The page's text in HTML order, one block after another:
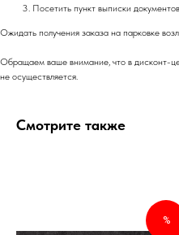
Посетить пункт выписки
Ожидать получения заказа на парковке
Обращаем ваше внимание, что в дисконт-
не осуществляется.
Смотрите также
%